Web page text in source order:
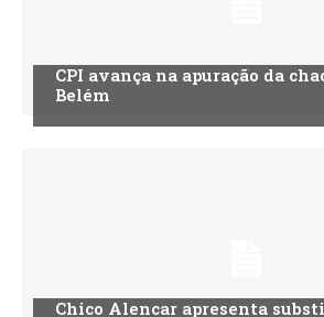
CPI avança na apuração da
Belém
Chico Alencar apresenta